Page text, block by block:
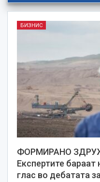
БИЗНИС
ФОРМИРАНО
Експертите
глас во дебатата